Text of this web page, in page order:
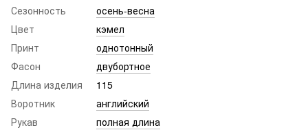
Сезонность
осень-весна
Цвет
кэмел
Принт
однотонный
Фасон
двубортное
Длина изделия
115
Воротник
английский
Рукав
полная длина